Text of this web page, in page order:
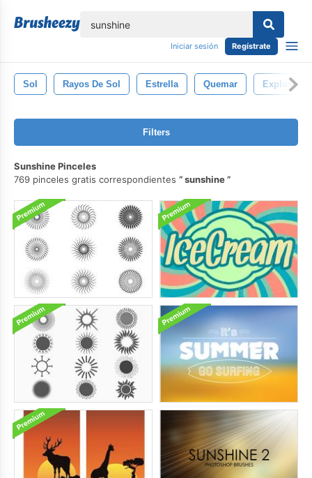
Iniciar sesión Regístrate
Sol Rayos De Sol Estrella Quemar Explosión
Filters
Sunshine Pinceles
769 pinceles gratis correspondientes
sunshine